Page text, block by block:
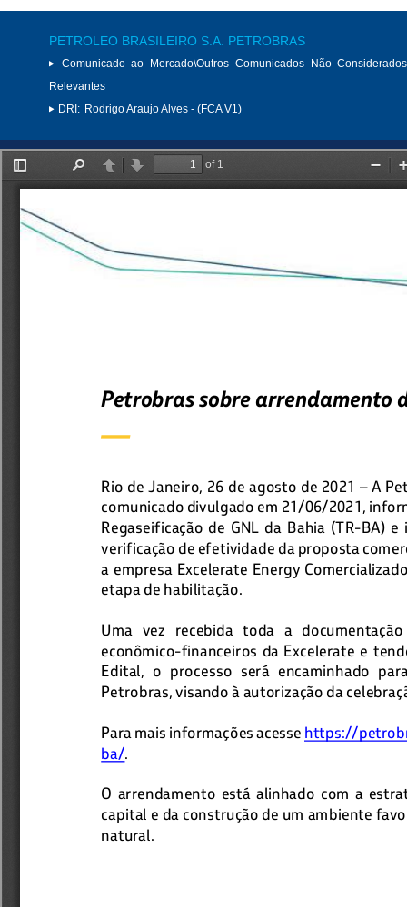
PETROLEO BRASILEIRO S.A. PETROBRAS
Comunicado ao Mercado\Outros Comunicados Não
Relevantes
DRI: Rodrigo Araujo Alves - (FCA V1)